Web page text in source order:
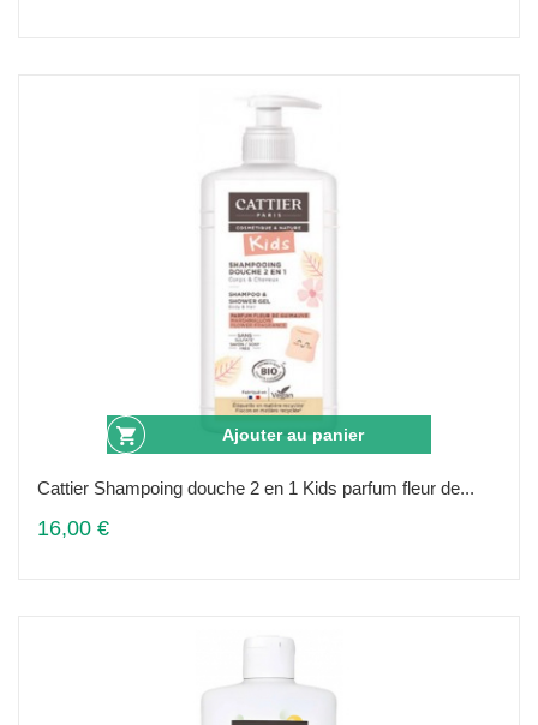
Ajouter au panier
Cattier Shampoing douche 2 en 1 Kids parfum fleur de...
16,00 €